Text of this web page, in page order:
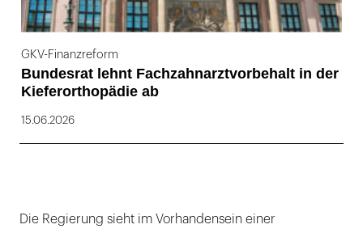
GKV-Finanzreform
Bundesrat lehnt Fachzahnarztvorbehalt in der
Kieferorthopädie ab
15.06.2026
Die Regierung sieht im Vorhandensein einer